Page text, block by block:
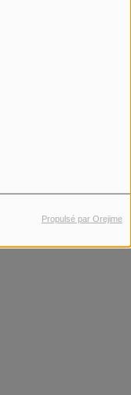
Propulsé par Orejime